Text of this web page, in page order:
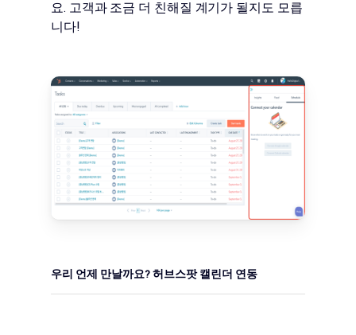
요. 고객과 조금 더 친해질 계기가 될지도 모릅
니다!
우리 언제 만날까요? 허브스팟 캘린더 연동